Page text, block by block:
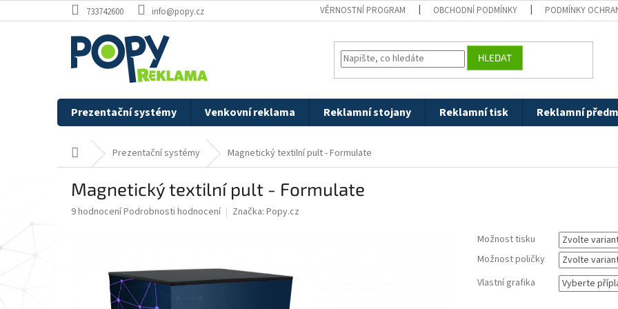
na
733742600 info@popy.cz VĚRNOSTNÍ PROGRAM OBCHODNÍ PODMÍNKY PODMÍNKY
HLEDAT
Prezentační systémy Venkovní reklama Reklamní stojany Reklamní tisk Reklamní
Domů Prezentační systémy Magnetický textilní pult - Formulate
Magnetický textilní pult - Formulate
Průměrné
hvězdiček.
9 hodnoceníPodrobnosti hodnocení Značka: Popy.cz
Možnost tisku
Možnost poličky
Vlastní grafika